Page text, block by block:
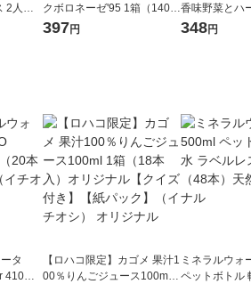
人前 1
ンジ
クボロネーゼ'95 1箱（140
g） パスタソース レンジ
397円
香味野菜とハ
348円
タ
【ロハコ限定】カゴメ 果汁1
00％りんごジュース100ml 1
ミネラルウォ
ペットボトル